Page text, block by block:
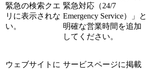
緊急の検索クエ
リに表示されな
い。
緊急対応（24/7
Emergency Service）」と
明確な営業時間を追加
してください。
ウェブサイトに サービスページに掲載